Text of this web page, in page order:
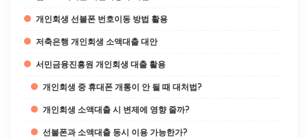
개인회생 선불폰 번호이동 방법 활용
저축은행 개인회생 소액대출 대안
서민금융진흥원 개인회생 대출 활용
개인회생 중 휴대폰 개통이 안 될 때 대처법?
개인회생 소액대출 시 변제에 영향 줄까?
선불폰과 소액대출 동시 이용 가능한가?